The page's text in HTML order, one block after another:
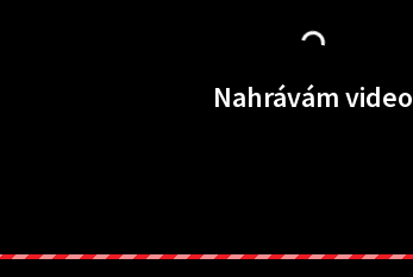
Nahrávám video